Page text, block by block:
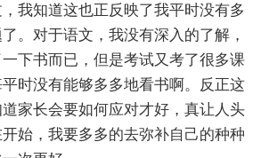
我知道这也正反映了我平时没有多
。对于语文，我没有深入的了解，
下书而已，但是考试又考了很多课
时没有能够多多地看书啊。反正这
家长会要如何应对才好，真让人头
始，我要多多的去弥补自己的种种